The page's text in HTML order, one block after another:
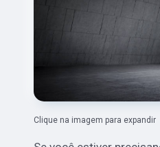
Clique na imagem para expandir